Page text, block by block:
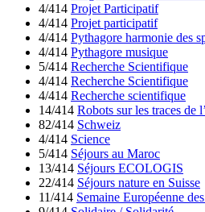
4/414 Projet Participatif
4/414 Projet participatif
4/414 Pythagore harmonie des
4/414 Pythagore musique
5/414 Recherche Scientifique
4/414 Recherche Scientifique
4/414 Recherche scientifique
14/414 Robots sur les traces de
82/414 Schweiz
4/414 Science
5/414 Séjours au Maroc
13/414 Séjours ECOLOGIS
22/414 Séjours nature en Suisse
11/414 Semaine Européenne